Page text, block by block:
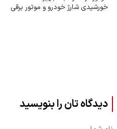
خورشیدی شارژ خودرو و موتور برقی
دیدگاه تان را بنویسید